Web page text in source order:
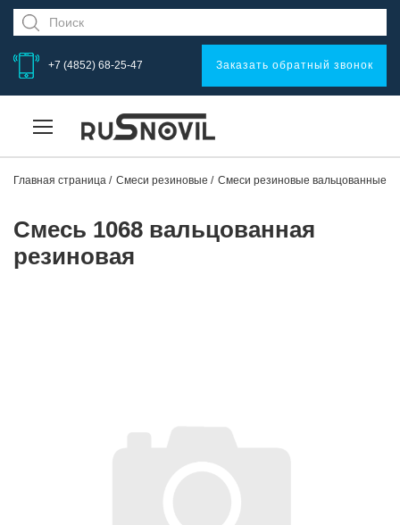
+7 (4852) 68-25-47 Заказать обратный звонок
Главная страница Смеси резиновые Смеси резиновые вальцованные
Смесь 1068 вальцованная
резиновая